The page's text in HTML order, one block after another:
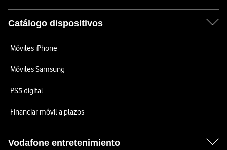
Catálogo dispositivos
Móviles iPhone
Móviles Samsung
PS5 digital
Financiar móvil a plazos
Vodafone entretenimiento